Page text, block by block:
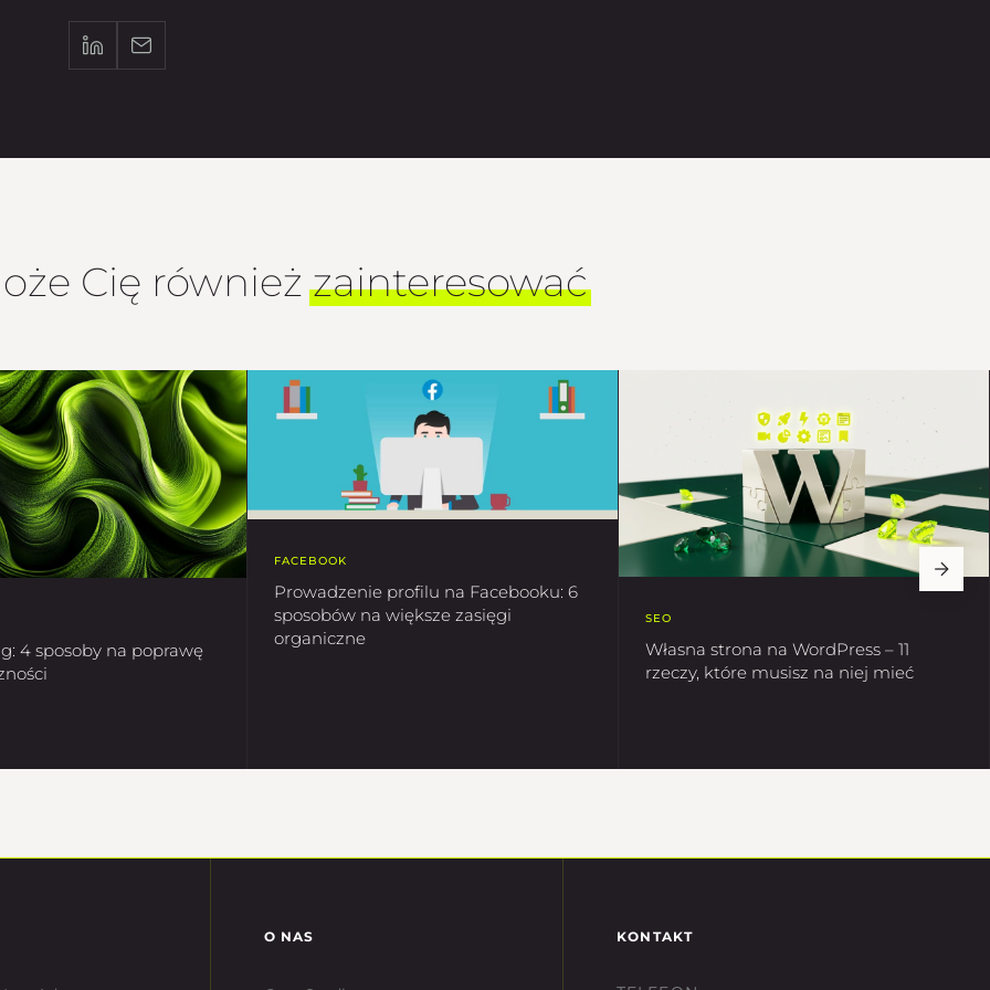
Cię równieżzainteresować
4 sposoby na poprawę
FACEBOOK
Prowadzenie profilu na Facebooku: 6
sposobów na większe zasięgi
organiczne
SEO
Własna strona na WordPress – 11
rzeczy, które musisz na niej mieć
O NAS KONTAKT